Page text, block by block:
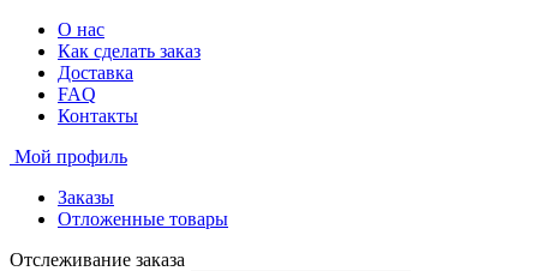
О нас
Как сделать заказ
Доставка
FAQ
Контакты
Мой профиль
Заказы
Отложенные товары
Отслеживание заказа